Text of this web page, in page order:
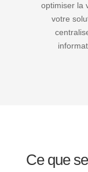
optimiser la
votre
Ce que